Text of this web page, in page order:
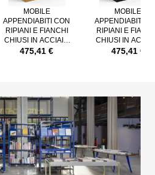
MOBILE
APPENDIABITI CON
RIPIANI E FIANCHI
CHIUSI IN ACCIAIO
VERNICIATO COLOR
475,41 €
MOBILE
APPENDIABITI
RIPIANI E
CHIUSI IN
VERNICIATO
475,41 €